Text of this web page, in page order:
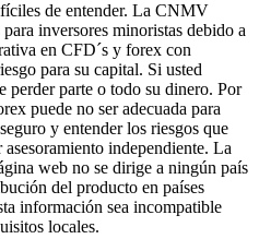
de entender. La CNMV
inversores minoristas debido a
en CFD´s y forex con
para su capital. Si usted
perder parte o todo su dinero. Por
puede no ser adecuada para
y entender los riesgos que
independiente. La
web no se dirige a ningún país
del producto en países
información sea incompatible
locales.